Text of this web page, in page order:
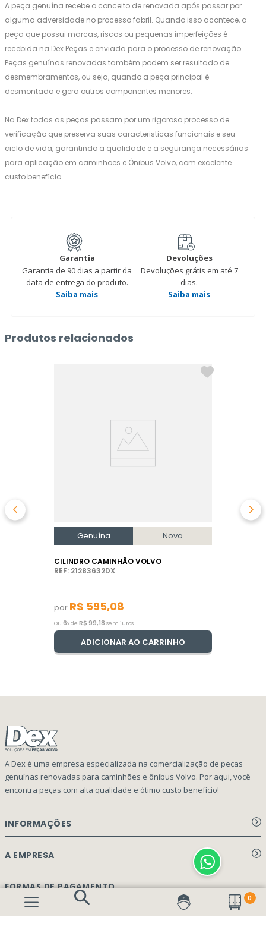
0
A peça genuína recebe o conceito de renovada após passar por
alguma adversidade no processo fabril. Quando isso acontece, a
peça que possui marcas, riscos ou pequenas imperfeições é
recebida na Dex Peças e enviada para o processo de renovação.
Peças genuínas renovadas também podem ser resultado de
desmembramentos, ou seja, quando a peça principal é
desmontada e gera outros componentes menores.
Na Dex todas as peças passam por um rigoroso processo de
verificação que preserva suas caracteristicas funcionais e seu
ciclo de vida, garantindo a qualidade e a segurança necessárias
para aplicação em caminhões e Ônibus Volvo, com excelente
custo benefício.
Garantia
Garantia de 90 dias a partir da
data de entrega do produto.
Saiba mais
Devoluções
Devoluções grátis em até 7
dias.
Saiba mais
Produtos relacionados
Genuína Nova
CILINDRO CAMINHÃO VOLVO
REF: 21283632DX
por R$ 595,08
Ou 6x de R$ 99,18 sem juros
ADICIONAR AO CARRINHO
A Dex é uma empresa especializada na comercialização de peças
genuínas renovadas para caminhões e ônibus Volvo. Por aqui, você
encontra peças com alta qualidade e ótimo custo benefício!
INFORMAÇÕES
Aviso de privacidade Dex Peças
Como Comprar
A EMPRESA
Página Principal
Quem Somos
FORMAS DE PAGAMENTO